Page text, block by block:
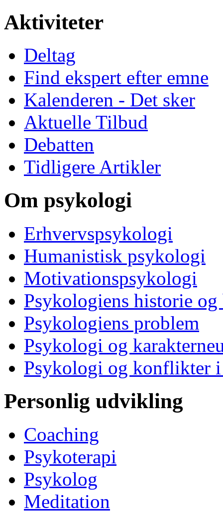
Aktiviteter
Deltag
Find ekspert efter emne
Kalenderen - Det sker
Aktuelle Tilbud
Debatten
Tidligere Artikler
Om psykologi
Erhvervspsykologi
Humanistisk psykologi
Motivationspsykologi
Psykologiens historie og
Psykologiens problem
Psykologi og
Psykologi og konflikter
Personlig udvikling
Coaching
Psykoterapi
Psykolog
Meditation